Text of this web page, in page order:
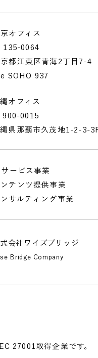
オフィス
135-0064
都江東区青海2丁目7-4
SOHO 937
オフィス
900-0015
県那覇市久茂地1-2-3-
サービス事業
ンテンツ提供事業
ンサルティング事業
会社ワイズブリッジ
Bridge Company
27001取得企業です。